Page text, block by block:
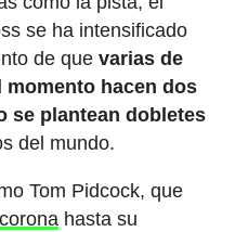
se ha intensificado
de que varias de
momento hacen dos
se plantean dobletes
del mundo.
Tom Pidcock, que
hasta su